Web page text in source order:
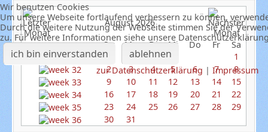
August 2026
So
Mo Di Mi Do Fr
Sa
1
2
3 4 5 6 7
8
9
10 11 12 13 14
15
16
17 18 19 20 21
22
23
24 25 26 27 28
29
30
31
Wir benutzen Cookies
Um unsere Webseite fortlaufend verbessern zu können,
Durch die weitere Nutzung der Webseite stimmen Sie der
zu. Für weitere Informationen siehe unsere
ich bin einverstanden ablehnen
zur Datenschutzerklärung | Impressum